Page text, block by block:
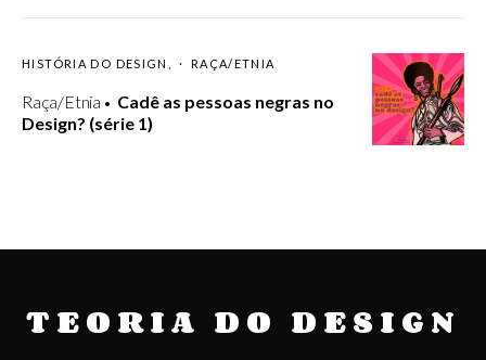
HISTÓRIA DO DESIGN RAÇA/ETNIA
Raça/Etnia
Cadê as pessoas negras no
Design? (série 1)
TEORIA DO DESIGN